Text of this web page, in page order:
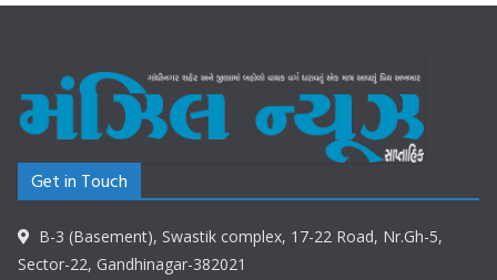
Get in Touch
B-3 (Basement), Swastik complex, 17-22 Road, Nr.Gh-5,
Sector-22, Gandhinagar-382021